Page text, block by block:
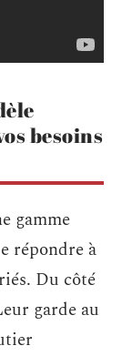
besoins
gamme
répondre à
Du côté
garde au